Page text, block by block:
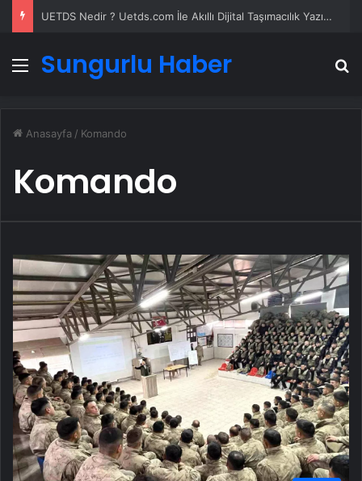
UETDS Nedir ? Uetds.com İle Akıllı Dijital Taşımacılık Yazılımı
Menü
Sungurlu Haber
Anasayfa / Komando
Komando